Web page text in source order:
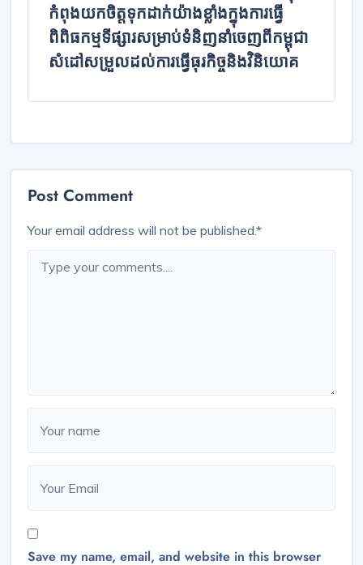
កំពុងយកចិត្តទុកដាក់យ៉ាងខ្លាំងក្នុងការធ្វើ
ពិពិធកម្មទីផ្សារសម្រាប់ទំនិញនាំចេញពីកម្ពុជា
សំដៅសម្រួលដល់ការធ្វើធុរកិច្ចនិងវិនិយោគ
Post Comment
Your email address will not be published.*
Save my name, email, and website in this browser